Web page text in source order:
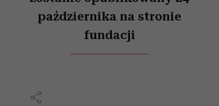
października na stronie
fundacji